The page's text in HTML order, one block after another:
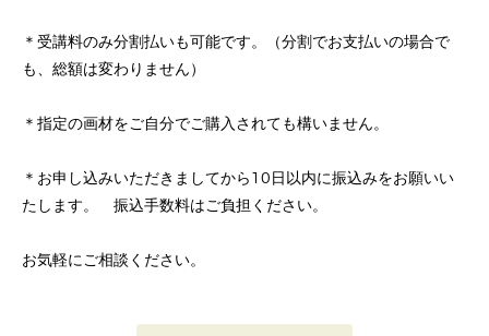
＊受講料のみ分割払いも可能です。（分割でお支払いの場合で
も、総額は変わりません）
＊指定の画材をご自分でご購入されても構いません。
＊お申し込みいただきましてから10日以内に振込みをお願いい
たします。 振込手数料はご負担ください。
お気軽にご相談ください。